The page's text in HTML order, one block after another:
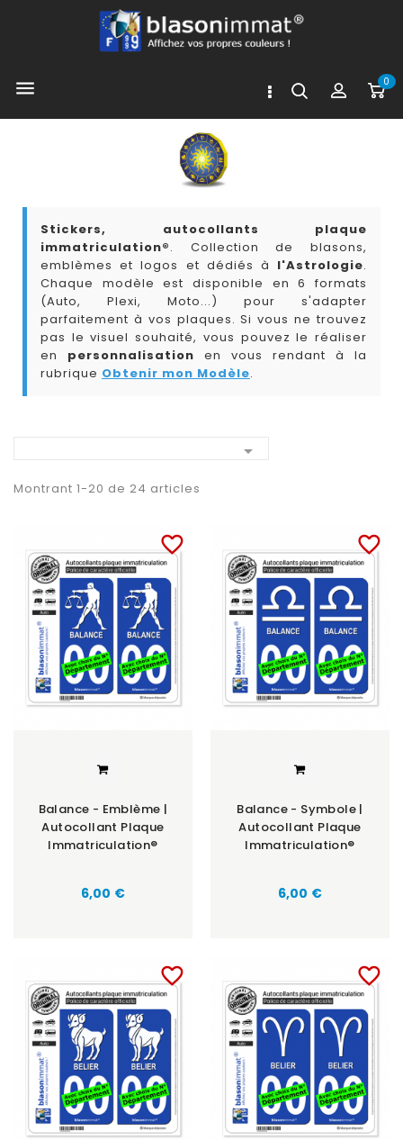
 0
Stickers, autocollants plaque
immatriculation®. Collection de blasons,
emblèmes et logos et dédiés à l'Astrologie.
Chaque modèle est disponible en 6 formats
(Auto, Plexi, Moto...) pour s'adapter
parfaitement à vos plaques. Si vous ne trouvez
pas le visuel souhaité, vous pouvez le réaliser
en personnalisation en vous rendant à la
rubrique Obtenir mon Modèle.

Montrant 1-20 de 24 articles
favorite_border
Balance - Emblème |
Autocollant Plaque
Immatriculation®
6,00 €
favorite_border
Balance - Symbole |
Autocollant Plaque
Immatriculation®
6,00 €
favorite_border favorite_border